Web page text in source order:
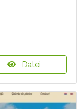
Datei